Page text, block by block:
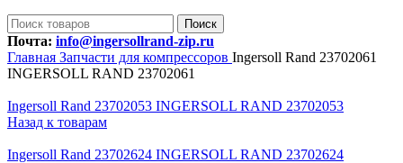
Поиск
Почта: info@ingersollrand-zip.ru
Главная Запчасти для компрессоров Ingersoll Rand 23702061
INGERSOLL RAND 23702061
Ingersoll Rand 23702053 INGERSOLL RAND 23702053
Назад к товарам
Ingersoll Rand 23702624 INGERSOLL RAND 23702624